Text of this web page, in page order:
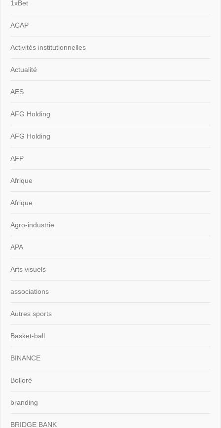
1xBet
ACAP
Activités institutionnelles
Actualité
AES
AFG Holding
AFG Holding
AFP
Afrique
Afrique
Agro-industrie
APA
Arts visuels
associations
Autres sports
Basket-ball
BINANCE
Bolloré
branding
BRIDGE BANK